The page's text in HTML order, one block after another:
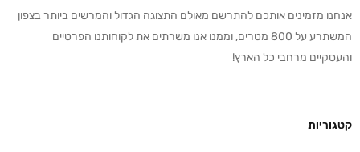
אנחנו מזמינים אותכם להתרשם מאולם התצוגה הגדול והמרשים ביותר בצפון
המשתרע על 800 מטרים, וממנו אנו משרתים את לקוחותנו הפרטיים
והעסקיים מרחבי כל הארץ!
קטגוריות